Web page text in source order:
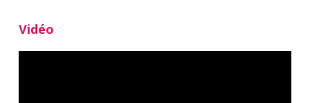
Vidéo